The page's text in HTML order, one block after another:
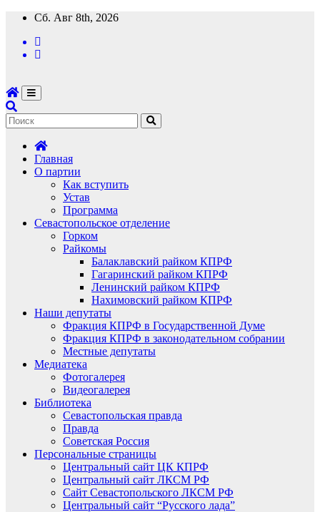
Перейти
содержимому
Сб. Авг 8th, 2026
Главная
О партии
Как вступить
Устав
Программа
Севастопольское отделение
Горком
Райкомы
Балаклавский райком КПРФ
Гагаринский райком КПРФ
Ленинский райком КПРФ
Нахимовский райком КПРФ
Наши депутаты
Фракция КПРФ в Государственной Думе
Фракция КПРФ в законодательном собрании
Местные депутаты
Медиатека
Фотогалерея
Видеогалерея
Библиотека
Севастопольская правда
Правда
Советская Россия
Персональные страницы
Центральный сайт ЦК КПРФ
Центральный сайт ЛКСМ РФ
Сайт Севастопольского ЛКСМ РФ
Центральный сайт “Русского лада”